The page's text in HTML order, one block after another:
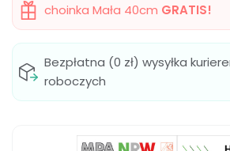
choinka Mała 40cm GRATIS!
Bezpłatna (0 zł) wysyłka
roboczych